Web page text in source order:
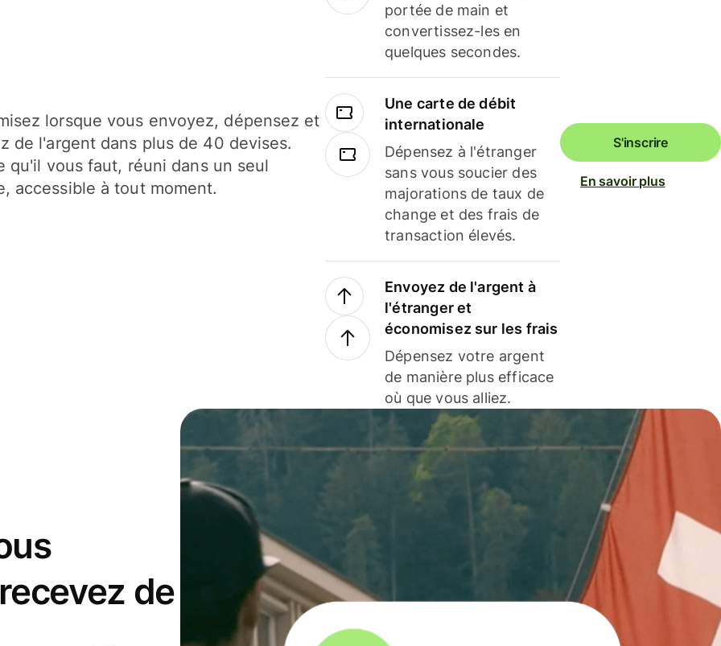
lorsque vous envoyez, dépensez et
de l'argent dans plus de 40 devises.
qu'il vous faut, réuni dans un seul
accessible à tout moment.
portée de main et
convertissez-les en
quelques secondes.
Une carte de débit
internationale
Dépensez à l'étranger
sans vous soucier des
majorations de taux de
change et des frais de
transaction élevés.
Envoyez de l'argent à
l'étranger et
économisez sur les frais
Dépensez votre argent
de manière plus efficace
où que vous alliez.
S'inscrire
En savoir plus
de